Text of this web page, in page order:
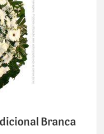
Branca